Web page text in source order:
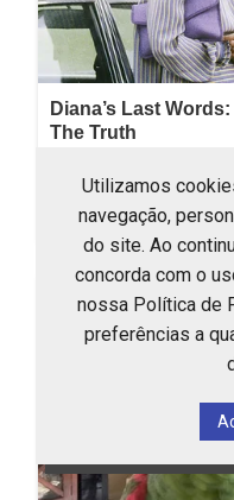
Utilizamos
navegação,
do site. Ao
concorda com o
nossa Política de
preferências a